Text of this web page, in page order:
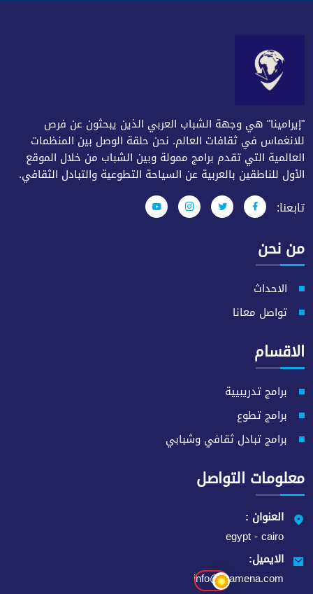
"إيرامينا" هي وجهة الشباب العربي الذين يبحثون عن فرص
للانغماس في ثقافات العالم. نحن حلقة الوصل بين المنظمات
العالمية التي تقدم برامج ممولة وبين الشباب من خلال الموقع
الأول للناطقين بالعربية عن السياحة التطوعية والتبادل الثقافي.
تابعنا:
من نحن
الاحداث
تواصل معانا
الاقسام
برامج تدريبيية
برامج تطوع
برامج تبادل ثقافي وشبابي
معلومات التواصل
العنوان :
egypt - cairo
الايميل:
info@eramena.com